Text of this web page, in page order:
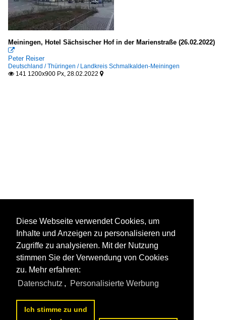
Meiningen, Hotel Sächsischer Hof in der Marienstraße (26.02.2022)

Peter Reiser
Deutschland / Thüringen / Landkreis Schmalkalden-Meiningen
 141 1200x900 Px, 28.02.2022 
Diese Webseite verwendet Cookies, um
Inhalte und Anzeigen zu personalisieren und
Zugriffe zu analysieren. Mit der Nutzung
stimmen Sie der Verwendung von Cookies
zu. Mehr erfahren:
Datenschutz , Personalisierte Werbung
Ich stimme zu und